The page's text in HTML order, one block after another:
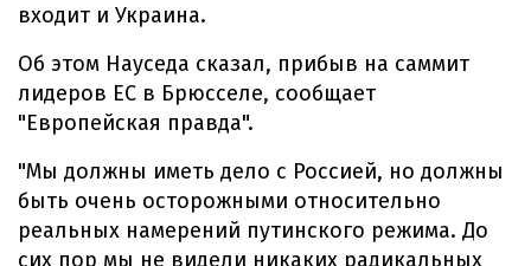
входит и Украина.
Об этом Науседа сказал, прибыв на саммит
лидеров ЕС в Брюсселе, сообщает
"Европейская правда".
"Мы должны иметь дело с Россией, но должны
быть очень осторожными относительно
реальных намерений путинского режима. До
сих пор мы не видели никаких радикальных